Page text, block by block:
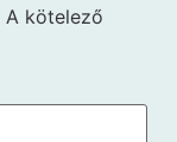
A kötelező